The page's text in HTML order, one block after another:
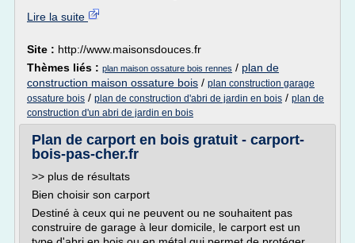
Lire la suite
Site : http://www.maisonsdouces.fr
Thèmes liés : plan maison ossature bois rennes / plan de
construction maison ossature bois / plan construction garage
ossature bois / plan de construction d'abri de jardin en bois / plan de
construction d'un abri de jardin en bois
Plan de carport en bois gratuit - carport-
bois-pas-cher.fr
>> plus de résultats
Bien choisir son carport
Destiné à ceux qui ne peuvent ou ne souhaitent pas
construire de garage à leur domicile, le carport est un